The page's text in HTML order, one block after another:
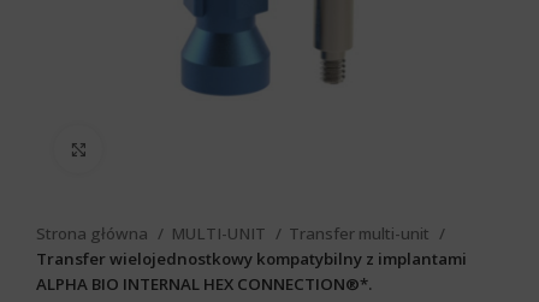
Strona główna MULTI-UNIT
Transfer multi-unit
Transfer wielojednostkowy kompatybilny z implantami
ALPHA BIO INTERNAL HEX CONNECTION®*.